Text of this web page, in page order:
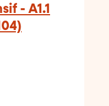
- A1.1